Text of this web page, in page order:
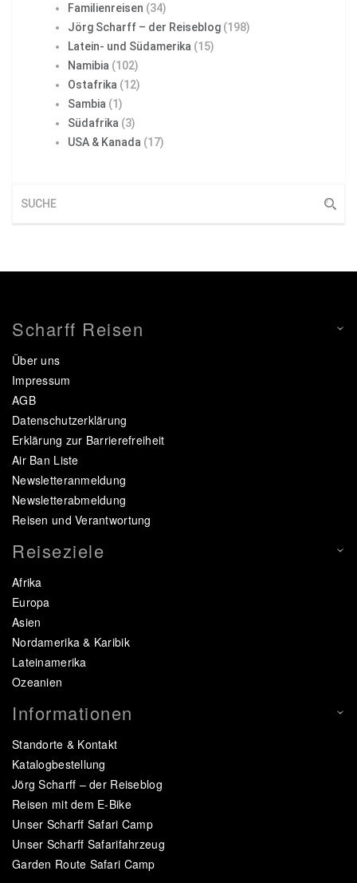
Familienreisen (34)
Jörg Scharff – der Reiseblog (198)
Latein- und Südamerika (15)
Namibia (102)
Ostafrika (12)
Sambia (1)
Südafrika (3)
USA & Kanada (17)
Scharff Reisen
Über uns
Impressum
AGB
Datenschutzerklärung
Erklärung zur Barrierefreiheit
Air Ban Liste
Newsletteranmeldung
Newsletterabmeldung
Reisen und Verantwortung
Reiseziele
Afrika
Europa
Asien
Nordamerika & Karibik
Lateinamerika
Ozeanien
Informationen
Standorte & Kontakt
Katalogbestellung
Jörg Scharff – der Reiseblog
Reisen mit dem E-Bike
Unser Scharff Safari Camp
Unser Scharff Safarifahrzeug
Garden Route Safari Camp